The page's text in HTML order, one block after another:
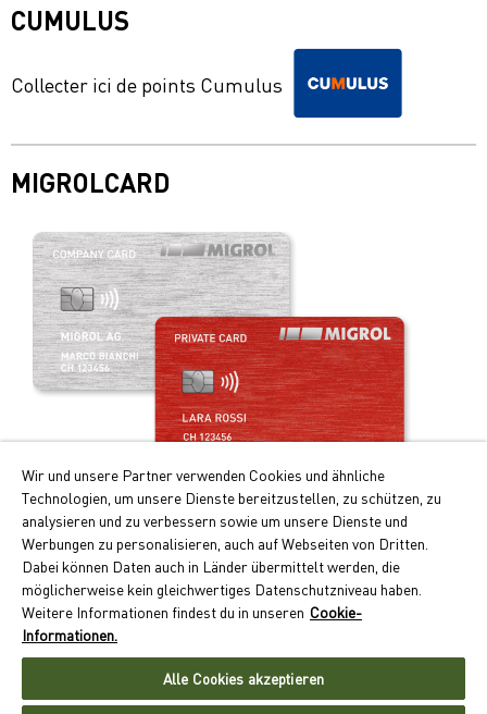
CUMULUS
Collecter ici de points Cumulus
MIGROLCARD
Profitez de la carte de paiement intelligente!
Les principaux avantages de la Migrolcard:
Doubles points Cumulus pour le carburant et recharge
électrique
Paiement sans numéraire avec facture mensuelle
Large acceptation dans quelque 550 sites en Suisse
Demander maintenant la Migrolcard
Wir und unsere Partner verwenden Cookies und ähnliche
Technologien, um unsere Dienste bereitzustellen, zu schützen, zu
analysieren und zu verbessern sowie um unsere Dienste und
Werbungen zu personalisieren, auch auf Webseiten von Dritten.
Dabei können Daten auch in Länder übermittelt werden, die
möglicherweise kein gleichwertiges Datenschutzniveau haben.
Weitere Informationen findest du in unseren Cookie-
Informationen.
Alle Cookies akzeptieren